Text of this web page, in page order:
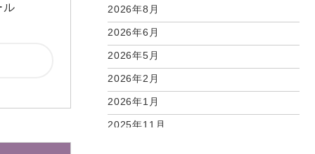
ル
2026年8月
2026年6月
2026年5月
2026年2月
2026年1月
2025年11月